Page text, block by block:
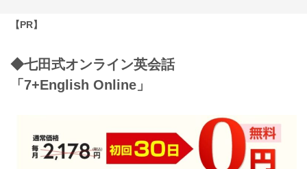
【PR】
◆七田式オンライン英会話
「7+English Online」